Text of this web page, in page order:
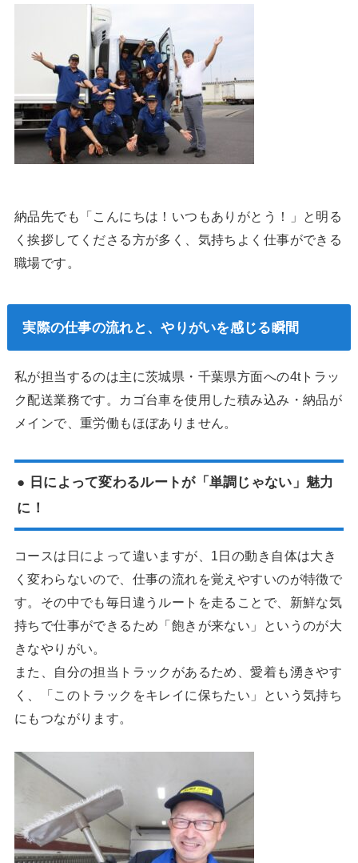
納品先でも「こんにちは！いつもありがとう！」と明る
く挨拶してくださる方が多く、気持ちよく仕事ができる
職場です。
実際の仕事の流れと、やりがいを感じる瞬間
私が担当するのは主に茨城県・千葉県方面への4tトラッ
ク配送業務です。カゴ台車を使用した積み込み・納品が
メインで、重労働もほぼありません。
● 日によって変わるルートが「単調じゃない」魅力
に！
コースは日によって違いますが、1日の動き自体は大き
く変わらないので、仕事の流れを覚えやすいのが特徴で
す。その中でも毎日違うルートを走ることで、新鮮な気
持ちで仕事ができるため「飽きが来ない」というのが大
きなやりがい。
また、自分の担当トラックがあるため、愛着も湧きやす
く、「このトラックをキレイに保ちたい」という気持ち
にもつながります。